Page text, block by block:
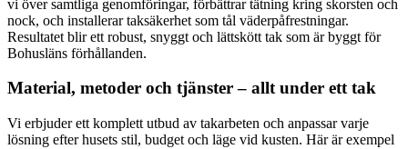
vi över samtliga genomföringar, förbättrar tätning kring skorsten och
nock, och installerar taksäkerhet som tål väderpåfrestningar.
Resultatet blir ett robust, snyggt och lättskött tak som är byggt för
Bohusläns förhållanden.
Material, metoder och tjänster – allt under ett tak
Vi erbjuder ett komplett utbud av takarbeten och anpassar varje
lösning efter husets stil, budget och läge vid kusten. Här är exempel